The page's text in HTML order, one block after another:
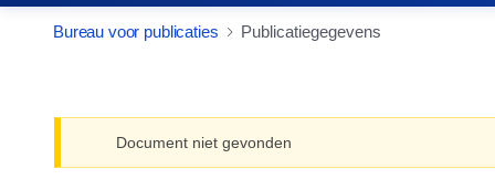
Bureau voor publicaties Publicatiegegevens
Document niet gevonden